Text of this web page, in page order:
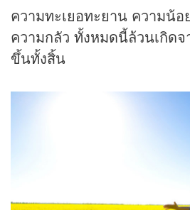
ความทะเยอทะยาน ความน้อ
ความกลัว ทั้งหมดนี้ล้วนเกิด
ขึ้นทั้งสิ้น